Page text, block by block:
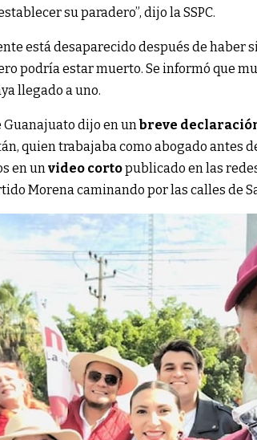
su paradero”, dijo la SSPC.
está desaparecido después de haber
podría estar muerto. Se informó que
llegado a uno.
Guanajuato dijo en unbreve
quien trabajaba como abogado antes
en unvideo cortopublicado en las
Morena caminando por las calles de